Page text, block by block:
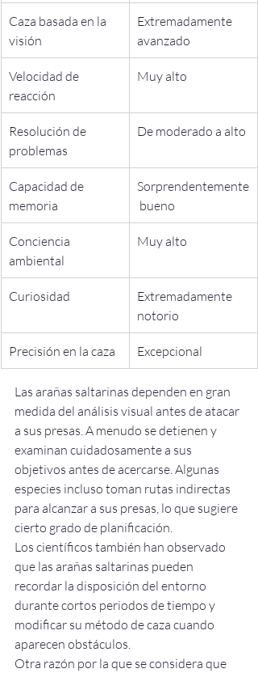
Caza basada en la
visión
Extremadamente
avanzado
Velocidad de
reacción
Muy alto
Resolución de
problemas
De moderado a alto
Capacidad de
memoria
Sorprendentemente
bueno
Conciencia
ambiental
Muy alto
Curiosidad
Extremadamente
notorio
Precisión en la caza Excepcional
Las arañas saltarinas dependen en gran
medida del análisis visual antes de atacar
a sus presas. A menudo se detienen y
examinan cuidadosamente a sus
objetivos antes de acercarse. Algunas
especies incluso toman rutas indirectas
para alcanzar a sus presas, lo que sugiere
cierto grado de planificación.
Los científicos también han observado
que las arañas saltarinas pueden
recordar la disposición del entorno
durante cortos periodos de tiempo y
modificar su método de caza cuando
aparecen obstáculos.
Otra razón por la que se considera que